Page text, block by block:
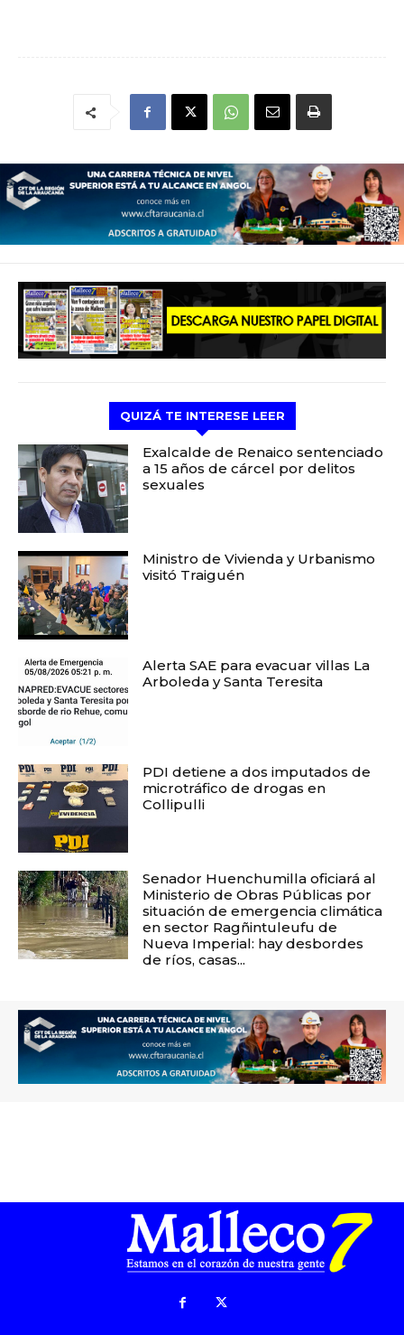
QUIZÁ TE INTERESE LEER
Exalcalde de Renaico sentenciado
a 15 años de cárcel por delitos
sexuales
Ministro de Vivienda y Urbanismo
visitó Traiguén
Alerta SAE para evacuar villas La
Arboleda y Santa Teresita
PDI detiene a dos imputados de
microtráfico de drogas en
Collipulli
Senador Huenchumilla oficiará al
Ministerio de Obras Públicas por
situación de emergencia climática
en sector Ragñintuleufu de
Nueva Imperial: hay desbordes
de ríos, casas...